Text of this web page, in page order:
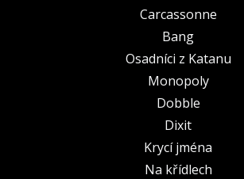
Carcassonne
Bang
Osadníci z Katanu
Monopoly
Dobble
Dixit
Krycí jména
Na křídlech